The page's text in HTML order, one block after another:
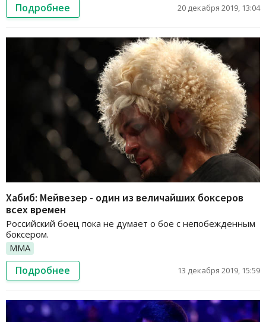
Подробнее 20 декабря 2019, 13:04
Хабиб: Мейвезер - один из величайших боксеров
всех времен
Российский боец пока не думает о бое с непобежденным
боксером.
ММА
Подробнее 13 декабря 2019, 15:59